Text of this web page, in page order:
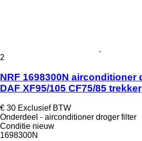
2
NRF 1698300N airconditioner
DAF XF95/105 CF75/85 trekker
€ 30 Exclusief BTW
Onderdeel - airconditioner droger filter
Conditie nieuw
1698300N